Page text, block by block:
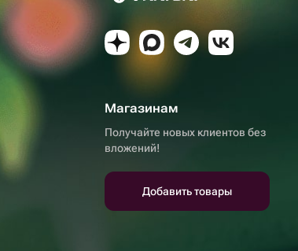
Магазинам
Получайте новых клиентов без
вложений!
Добавить товары